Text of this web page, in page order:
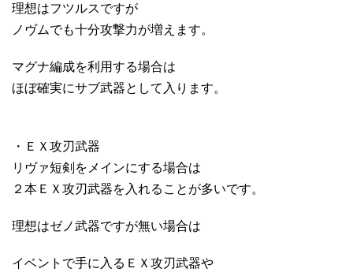
理想はフツルスですが
ノヴムでも十分攻撃力が増えます。
マグナ編成を利用する場合は
ほぼ確実にサブ武器として入ります。
・ＥＸ攻刃武器
リヴァ短剣をメインにする場合は
２本ＥＸ攻刃武器を入れることが多いです。
理想はゼノ武器ですが無い場合は
イベントで手に入るＥＸ攻刃武器や